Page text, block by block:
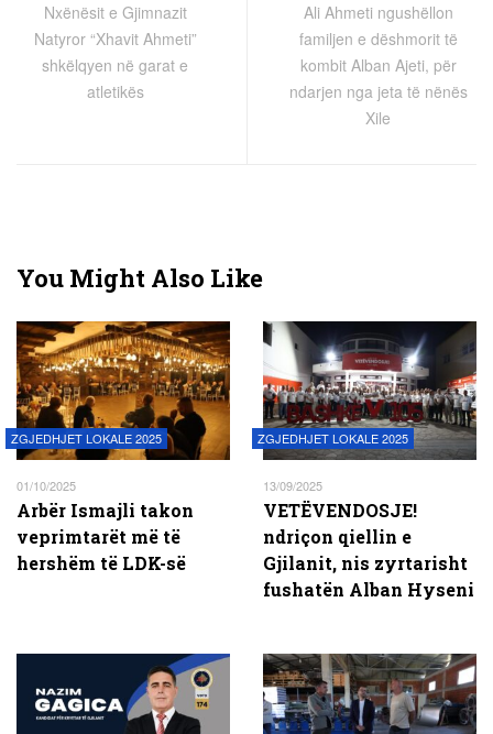
Nxënësit e Gjimnazit
Natyror “Xhavit Ahmeti”
shkëlqyen në garat e
atletikës
Ali Ahmeti ngushëllon
familjen e dëshmorit të
kombit Alban Ajeti, për
ndarjen nga jeta të nënës
Xile
You Might Also Like
ZGJEDHJET LOKALE 2025
01/10/2025
Arbër Ismajli takon
veprimtarët më të
hershëm të LDK-së
ZGJEDHJET LOKALE 2025
13/09/2025
VETËVENDOSJE!
ndriçon qiellin e
Gjilanit, nis zyrtarisht
fushatën Alban Hyseni